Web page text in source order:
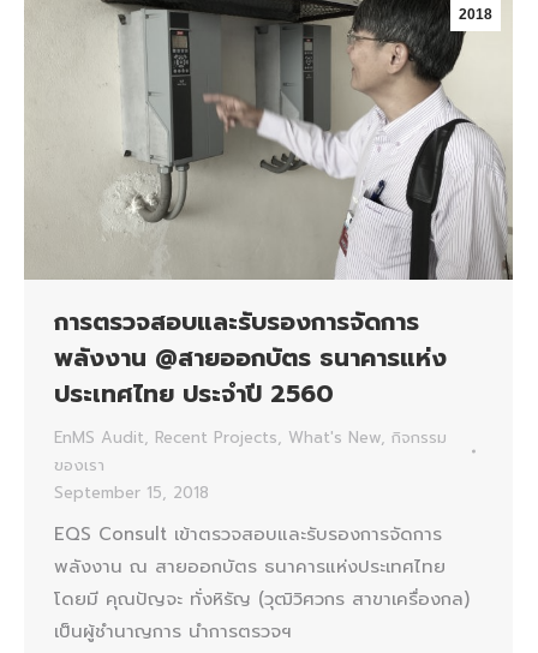
2018
การตรวจสอบและรับรองการจัดการ
พลังงาน @สายออกบัตร ธนาคารแห่ง
ประเทศไทย ประจำปี 2560
EnMS Audit, Recent Projects, What's New, กิจกรรม
ของเรา
September 15, 2018
EQS Consult เข้าตรวจสอบและรับรองการจัดการ
พลังงาน ณ สายออกบัตร ธนาคารแห่งประเทศไทย
โดยมี คุณปัญจะ ทั่งหิรัญ (วุฒิวิศวกร สาขาเครื่องกล)
เป็นผู้ชำนาญการ นำการตรวจฯ